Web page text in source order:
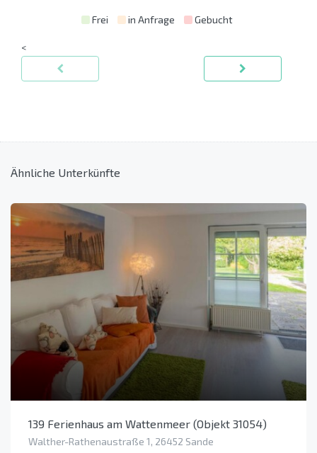
Frei in Anfrage Gebucht
<
Ähnliche Unterkünfte
139 Ferienhaus am Wattenmeer (Objekt 31054)
Walther-Rathenaustraße 1, 26452 Sande